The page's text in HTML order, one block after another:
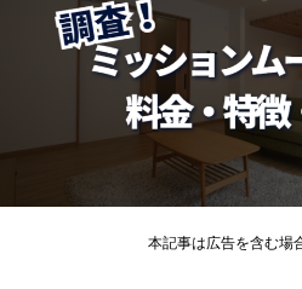
本記事は広告を含む場